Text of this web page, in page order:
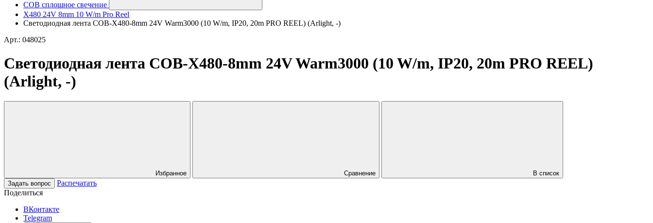
COB сплошное свечение
X480 24V 8mm 10 W/m Pro Reel
Светодиодная лента COB-X480-8mm 24V Warm3000 (10 W/m, IP20, 20m PRO REEL) (Arlight, -)
Арт.: 048025
Светодиодная лента COB-X480-8mm 24V Warm3000 (10 W/m, IP20, 20m PRO REEL)
(Arlight, -)
Избранное Сравнение
В список
Задать вопрос
Распечатать
Поделиться
ВКонтакте
Telegram